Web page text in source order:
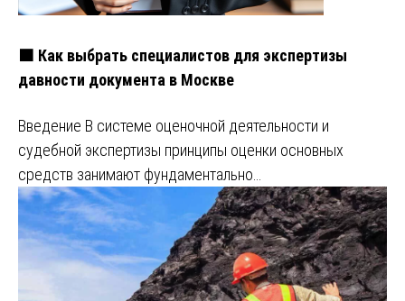
🟧 Как выбрать специалистов для экспертизы
давности документа в Москве
Введение В системе оценочной деятельности и
судебной экспертизы принципы оценки основных
средств занимают фундаментально…